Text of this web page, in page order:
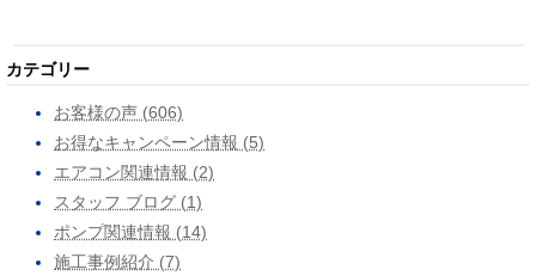
カテゴリー
お客様の声 (606)
お得なキャンペーン情報 (5)
エアコン関連情報 (2)
スタッフ ブログ (1)
ポンプ関連情報 (14)
施工事例紹介 (7)